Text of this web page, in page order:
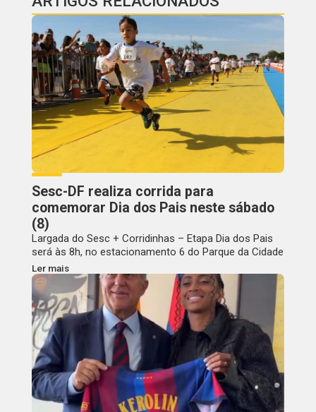
Sesc-DF realiza corrida para
comemorar Dia dos Pais neste sábado
(8)
Largada do Sesc + Corridinhas – Etapa Dia dos Pais
será às 8h, no estacionamento 6 do Parque da Cidade
Ler mais